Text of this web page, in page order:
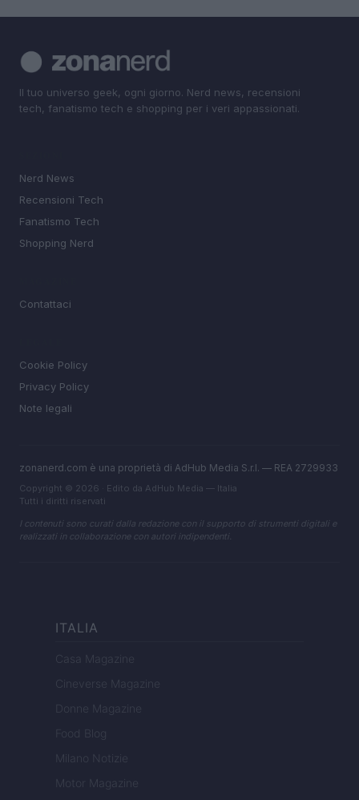
Il tuo universo geek, ogni giorno. Nerd news, recensioni
tech, fanatismo tech e shopping per i veri appassionati.
Nerd News
Recensioni Tech
Fanatismo Tech
Shopping Nerd
Contattaci
Cookie Policy
Privacy Policy
Note legali
zonanerd.com è una proprietà di AdHub Media S.r.l. — REA 2729933
Copyright © 2026 · Edito da AdHub Media — Italia
Tutti i diritti riservati
I contenuti sono curati dalla redazione con il supporto di strumenti digitali e
realizzati in collaborazione con autori indipendenti.
ITALIA
Casa Magazine
Cineverse Magazine
Donne Magazine
Food Blog
Milano Notizie
Motor Magazine